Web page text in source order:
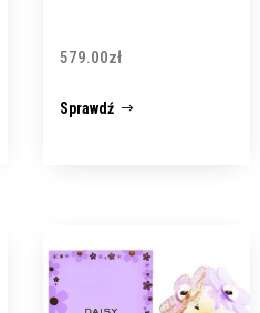
579.00zł
Sprawdź